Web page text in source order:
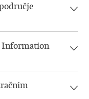
Information